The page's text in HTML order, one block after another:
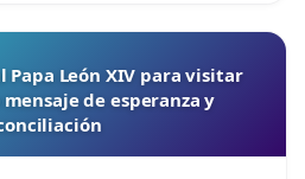
León XIV para visitar
de esperanza y